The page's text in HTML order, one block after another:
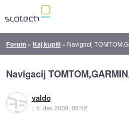
Forum » Kaj kupiti » Navigacij
Navigacij
valdo
::5. dec 2008, 08:52